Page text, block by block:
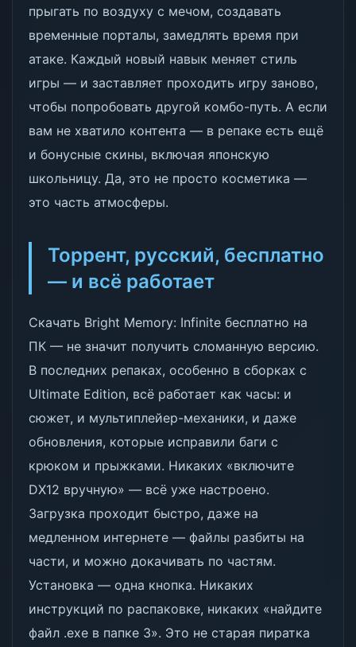
прыгать по воздуху с мечом, создавать
временные порталы, замедлять время при
атаке. Каждый новый навык меняет стиль
игры — и заставляет проходить игру заново,
чтобы попробовать другой комбо-путь. А если
вам не хватило контента — в репаке есть ещё
и бонусные скины, включая японскую
школьницу. Да, это не просто косметика —
это часть атмосферы.
Торрент, русский, бесплатно
— и всё работает
Скачать Bright Memory: Infinite бесплатно на
ПК — не значит получить сломанную версию.
В последних репаках, особенно в сборках с
Ultimate Edition, всё работает как часы: и
сюжет, и мультиплейер-механики, и даже
обновления, которые исправили баги с
крюком и прыжками. Никаких «включите
DX12 вручную» — всё уже настроено.
Загрузка проходит быстро, даже на
медленном интернете — файлы разбиты на
части, и можно докачивать по частям.
Установка — одна кнопка. Никаких
инструкций по распаковке, никаких «найдите
файл .exe в папке 3». Это не старая пиратка